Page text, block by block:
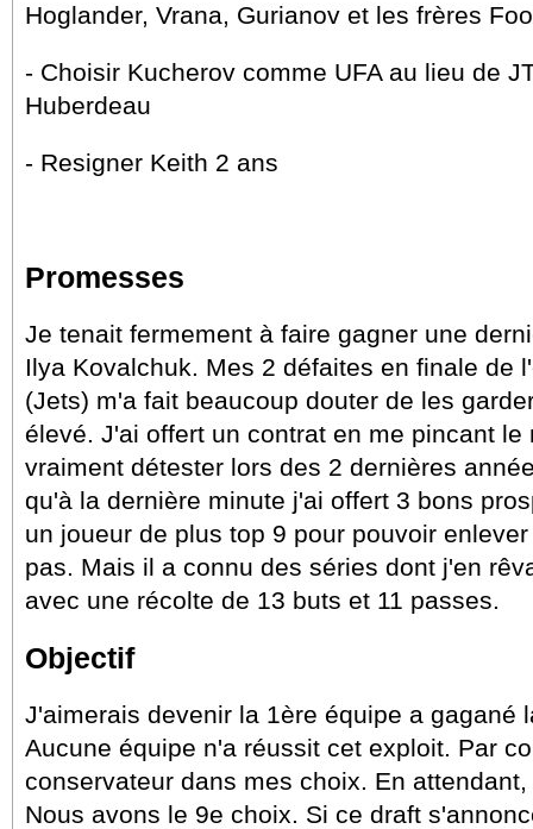
Hoglander, Vrana, Gurianov et les frères
- Choisir Kucherov comme UFA au lieu de
Huberdeau
- Resigner Keith 2 ans
Promesses
Je tenait fermement à faire gagner une
Ilya Kovalchuk. Mes 2 défaites en finale de
(Jets) m'a fait beaucoup douter de les
élevé. J'ai offert un contrat en me pincant le
vraiment détester lors des 2 dernières
qu'à la dernière minute j'ai offert 3 bons
un joueur de plus top 9 pour pouvoir
pas. Mais il a connu des séries dont j'en
avec une récolte de 13 buts et 11 passes.
Objectif
J'aimerais devenir la 1ère équipe a gagané
Aucune équipe n'a réussit cet exploit. Par
conservateur dans mes choix. En
Nous avons le 9e choix. Si ce draft